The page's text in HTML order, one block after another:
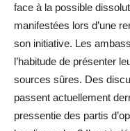
face à la possible
manifestées lors d’une
son initiative. Les
l’habitude de présenter
sources sûres. Des
passent actuellement
pressentie des partis